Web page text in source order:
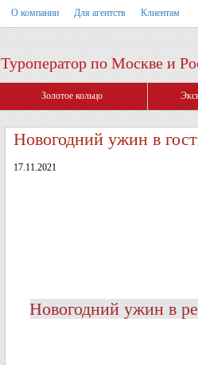
О компании Для агентств Клиентам
Туроператор по Москве и
Золотое кольцо
Новогодний ужин в
17.11.2021
Новогодний ужин в